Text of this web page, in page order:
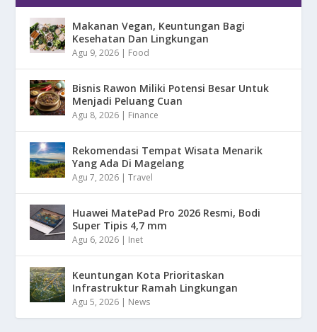
Makanan Vegan, Keuntungan Bagi
Kesehatan Dan Lingkungan
Agu 9, 2026 | Food
Bisnis Rawon Miliki Potensi Besar Untuk
Menjadi Peluang Cuan
Agu 8, 2026 | Finance
Rekomendasi Tempat Wisata Menarik
Yang Ada Di Magelang
Agu 7, 2026 |Travel
Huawei MatePad Pro 2026 Resmi, Bodi
Super Tipis 4,7 mm
Agu 6, 2026 | Inet
Keuntungan Kota Prioritaskan
Infrastruktur Ramah Lingkungan
Agu 5, 2026 | News